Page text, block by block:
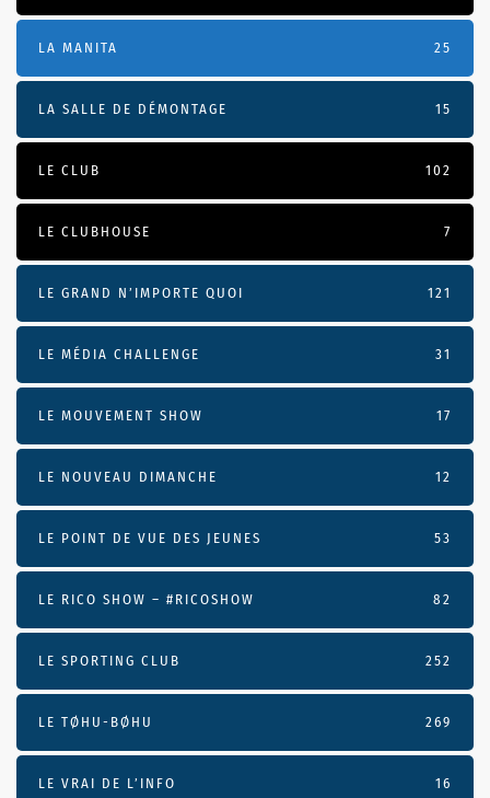
LA MANITA 25
LA SALLE DE DÉMONTAGE 15
LE CLUB 102
LE CLUBHOUSE 7
LE GRAND N’IMPORTE QUOI 121
LE MÉDIA CHALLENGE 31
LE MOUVEMENT SHOW 17
LE NOUVEAU DIMANCHE 12
LE POINT DE VUE DES JEUNES 53
LE RICO SHOW – #RICOSHOW 82
LE SPORTING CLUB 252
LE TØHU-BØHU 269
LE VRAI DE L’INFO 16